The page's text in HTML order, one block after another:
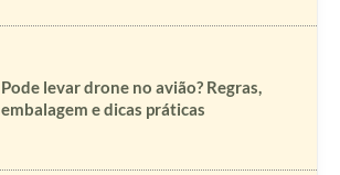
Pode levar drone no avião? Regras,
embalagem e dicas práticas